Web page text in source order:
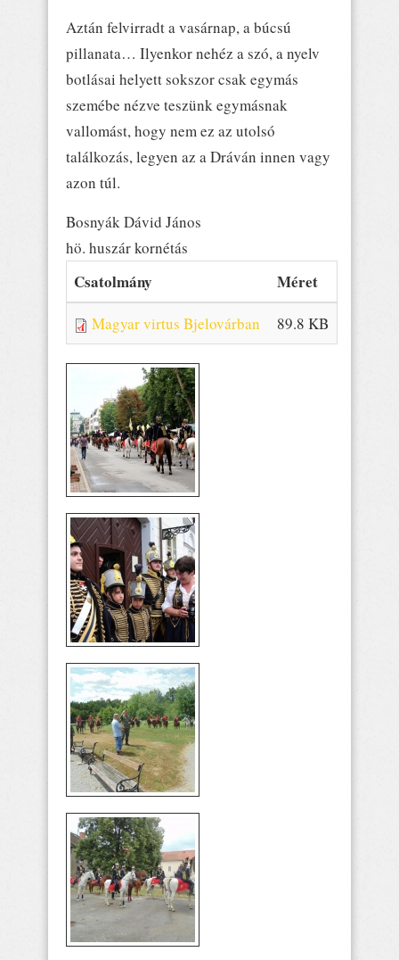
Aztán felvirradt a vasárnap, a búcsú
pillanata… Ilyenkor nehéz a szó, a nyelv
botlásai helyett sokszor csak egymás
szemébe nézve teszünk egymásnak
vallomást, hogy nem ez az utolsó
találkozás, legyen az a Dráván innen vagy
azon túl.
Bosnyák Dávid János
hö. huszár kornétás
Csatolmány Méret
Magyar virtus Bjelovárban 89.8 KB